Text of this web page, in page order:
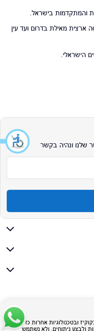
בפריסה ארצית מאילת בדרום ועד עין
הישראלי.
שלנו ונהיה בקשר
ובטכנולוגיות אחרות כדי
ולבצע ניתוחים, ולא נשתמש